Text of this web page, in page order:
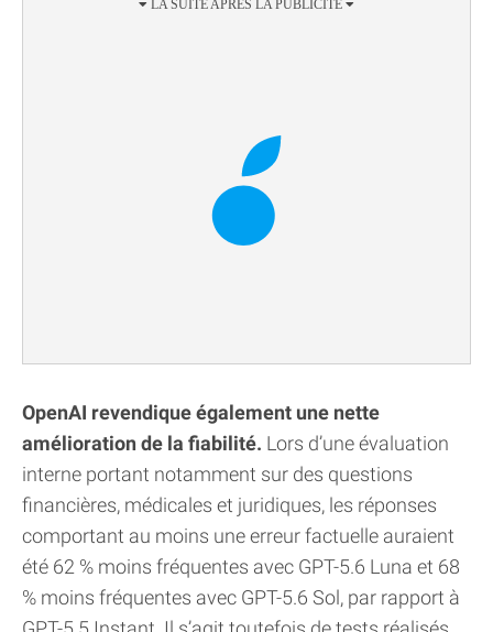
OpenAI revendique également une nette
amélioration de la fiabilité. Lors d’une évaluation
interne portant notamment sur des questions
financières, médicales et juridiques, les réponses
comportant au moins une erreur factuelle auraient
été 62 % moins fréquentes avec GPT-5.6 Luna et 68
% moins fréquentes avec GPT-5.6 Sol, par rapport à